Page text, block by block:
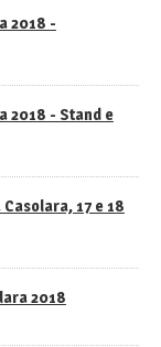
2018 -
2018 - Stand e
17 e 18
2018